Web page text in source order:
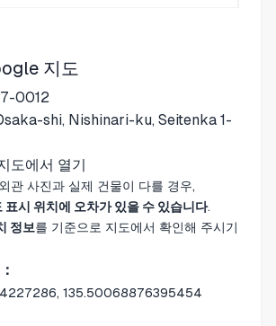
지도
0012
shi, Nishinari-ku, Seitenka 1-
도에서 열기
관 사진과 실제 건물이 다를 경우,
시 위치에 오차가 있을 수 있습니다.
정보를 기준으로 지도에서 확인해 주시기
135.50068876395454